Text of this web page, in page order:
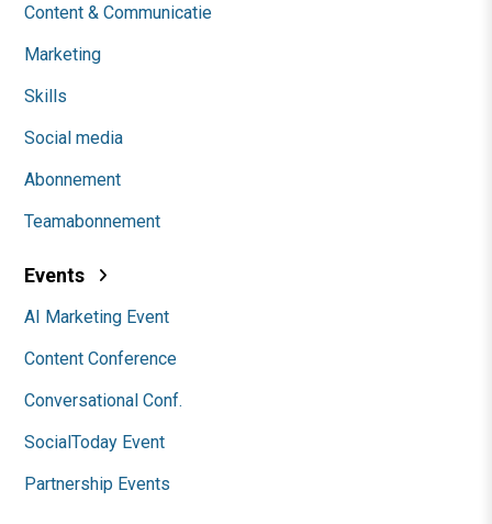
Content & Communicatie
Marketing
Skills
Social media
Abonnement
Teamabonnement
Events
AI Marketing Event
Content Conference
Conversational Conf.
SocialToday Event
Partnership Events